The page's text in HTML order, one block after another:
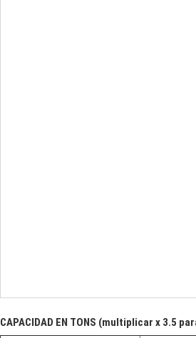
CAPACIDAD EN TONS (multiplicar x 3.5